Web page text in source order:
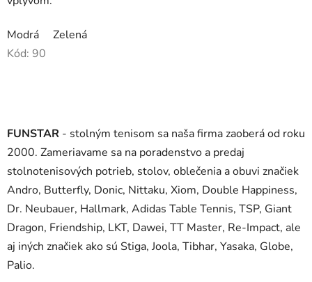
Modrá
Zelená
Kód: 90
FUNSTAR - stolným tenisom sa naša firma zaoberá od roku
2000. Zameriavame sa na poradenstvo a predaj
stolnotenisových potrieb, stolov, oblečenia a obuvi značiek
Andro, Butterfly, Donic, Nittaku, Xiom, Double Happiness,
Dr. Neubauer, Hallmark, Adidas Table Tennis, TSP, Giant
Dragon, Friendship, LKT, Dawei, TT Master, Re-Impact, ale
aj iných značiek ako sú Stiga, Joola, Tibhar, Yasaka, Globe,
Palio.